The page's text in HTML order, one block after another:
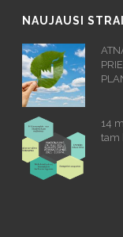
NAUJAUSI
14
tam